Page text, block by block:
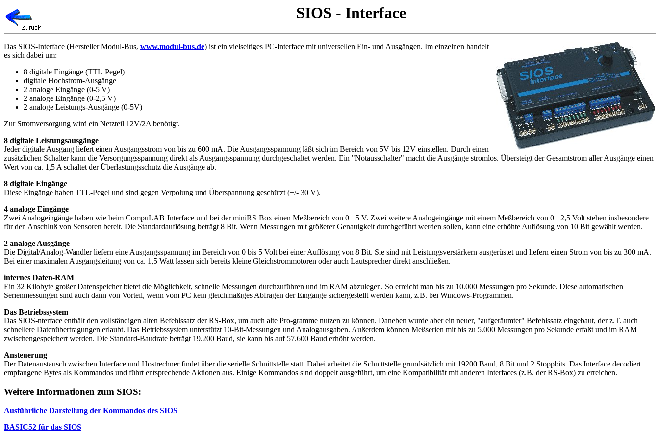
SIOS - Interface
Das SIOS-Interface (Hersteller Modul-Bus, www.modul-bus.de) ist ein vielseitiges PC-Interface mit universellen Ein- und Ausgängen. Im einzelnen handelt
es sich dabei um:
8 digitale Eingänge (TTL-Pegel)
digitale Hochstrom-Ausgänge
2 analoge Eingänge (0-5 V)
2 analoge Eingänge (0-2,5 V)
2 analoge Leistungs-Ausgänge (0-5V)
Zur Stromversorgung wird ein Netzteil 12V/2A benötigt.
8 digitale Leistungsausgänge
Jeder digitale Ausgang liefert einen Ausgangsstrom von bis zu 600 mA. Die Ausgangsspannung läßt sich im Bereich von 5V bis 12V einstellen. Durch einen
zusätzlichen Schalter kann die Versorgungsspannung direkt als Ausgangsspannung durchgeschaltet werden. Ein "Notausschalter" macht die Ausgänge stromlos. Übersteigt der Gesamtstrom aller Ausgänge einen
Wert von ca. 1,5 A schaltet der Überlastungsschutz die Ausgänge ab.
8 digitale Eingänge
Diese Eingänge haben TTL-Pegel und sind gegen Verpolung und Überspannung geschützt (+/- 30 V).
4 analoge Eingänge
Zwei Analogeingänge haben wie beim CompuLAB-Interface und bei der miniRS-Box einen Meßbereich von 0 - 5 V. Zwei weitere Analogeingänge mit einem Meßbereich von 0 - 2,5 Volt stehen insbesondere
für den Anschluß von Sensoren bereit. Die Standardauflösung beträgt 8 Bit. Wenn Messungen mit größerer Genauigkeit durchgeführt werden sollen, kann eine erhöhte Auflösung von 10 Bit gewählt werden.
2 analoge Ausgänge
Die Digital/Analog-Wandler liefern eine Ausgangsspannung im Bereich von 0 bis 5 Volt bei einer Auflösung von 8 Bit. Sie sind mit Leistungsverstärkern ausgerüstet und liefern einen Strom von bis zu 300 mA.
Bei einer maximalen Ausgangsleitung von ca. 1,5 Watt lassen sich bereits kleine Gleichstrommotoren oder auch Lautsprecher direkt anschließen.
internes Daten-RAM
Ein 32 Kilobyte großer Datenspeicher bietet die Möglichkeit, schnelle Messungen durchzuführen und im RAM abzulegen. So erreicht man bis zu 10.000 Messungen pro Sekunde. Diese automatischen
Serienmessungen sind auch dann von Vorteil, wenn vom PC kein gleichmäßiges Abfragen der Eingänge sichergestellt werden kann, z.B. bei Windows-Programmen.
Das Betriebssystem
Das SIOS-nterface enthält den vollständigen alten Befehlssatz der RS-Box, um auch alte Pro-gramme nutzen zu können. Daneben wurde aber ein neuer, "aufgeräumter" Befehlssatz eingebaut, der z.T. auch
schnellere Datenübertragungen erlaubt. Das Betriebssystem unterstützt 10-Bit-Messungen und Analogausgaben. Außerdem können Meßserien mit bis zu 5.000 Messungen pro Sekunde erfaßt und im RAM
zwischengespeichert werden. Die Standard-Baudrate beträgt 19.200 Baud, sie kann bis auf 57.600 Baud erhöht werden.
Ansteuerung
Der Datenaustausch zwischen Interface und Hostrechner findet über die serielle Schnittstelle statt. Dabei arbeitet die Schnittstelle grundsätzlich mit 19200 Baud, 8 Bit und 2 Stoppbits. Das Interface decodiert
empfangene Bytes als Kommandos und führt entsprechende Aktionen aus. Einige Kommandos sind doppelt ausgeführt, um eine Kompatibilität mit anderen Interfaces (z.B. der RS-Box) zu erreichen.
Weitere Informationen zum SIOS:
Ausführliche Darstellung der Kommandos des SIOS
BASIC52 für das SIOS